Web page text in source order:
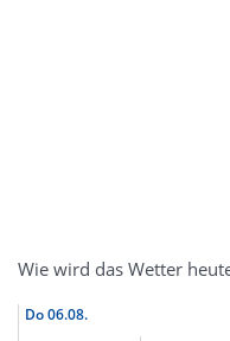
Wie wird das Wetter
Do06.08.